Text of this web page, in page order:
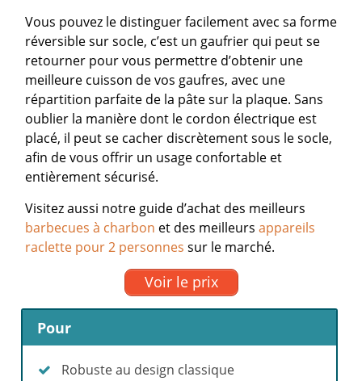
Vous pouvez le distinguer facilement avec sa forme
réversible sur socle, c’est un gaufrier qui peut se
retourner pour vous permettre d’obtenir une
meilleure cuisson de vos gaufres, avec une
répartition parfaite de la pâte sur la plaque. Sans
oublier la manière dont le cordon électrique est
placé, il peut se cacher discrètement sous le socle,
afin de vous offrir un usage confortable et
entièrement sécurisé.
Visitez aussi notre guide d’achat des meilleurs
barbecues à charbon et des meilleursappareils
raclette pour 2 personnes sur le marché.
Voir le prix
Pour
Robuste au design classique